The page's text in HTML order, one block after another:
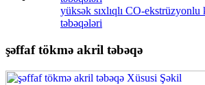
yüksək sıxlıqlı CO-ekstrüzyonlu
təbəqələri
şəffaf tökmə akril təbəqə